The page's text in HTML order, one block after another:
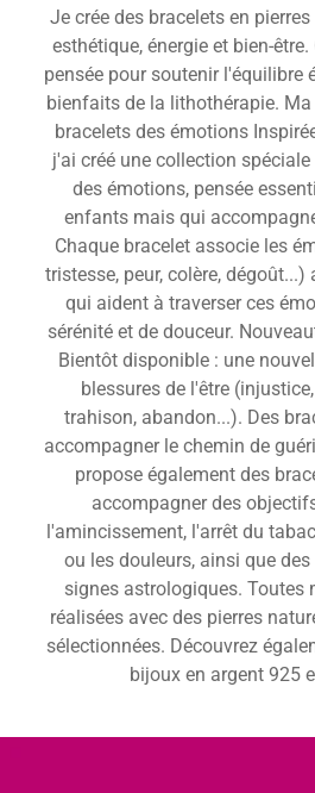
Je crée des bracelets en
esthétique, énergie et bien-
pensée pour soutenir l'équilibre
bienfaits de la lithothérapie.
bracelets des émotions
j'ai créé une collection
des émotions, pensée
enfants mais qui
Chaque bracelet associe les
tristesse, peur, colère,
qui aident à traverser ces
sérénité et de douceur.
Bientôt disponible : une
blessures de l'être
trahison, abandon...). Des
accompagner le chemin de
propose également des
accompagner des
l'amincissement, l'arrêt du
ou les douleurs, ainsi que
signes astrologiques. Toutes
réalisées avec des pierres
sélectionnées. Découvrez
bijoux en argent 925